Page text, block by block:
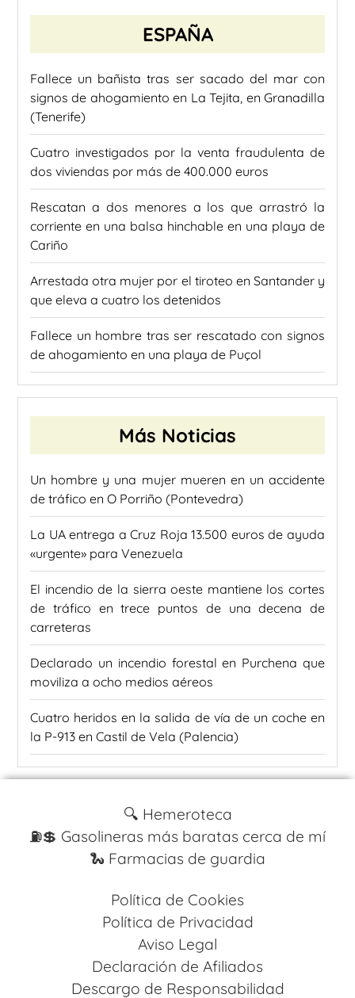
ESPAÑA
Fallece un bañista tras ser sacado del mar con
signos de ahogamiento en La Tejita, en Granadilla
(Tenerife)
Cuatro investigados por la venta fraudulenta de
dos viviendas por más de 400.000 euros
Rescatan a dos menores a los que arrastró la
corriente en una balsa hinchable en una playa de
Cariño
Arrestada otra mujer por el tiroteo en Santander y
que eleva a cuatro los detenidos
Fallece un hombre tras ser rescatado con signos
de ahogamiento en una playa de Puçol
Más Noticias
Un hombre y una mujer mueren en un accidente
de tráfico en O Porriño (Pontevedra)
La UA entrega a Cruz Roja 13.500 euros de ayuda
«urgente» para Venezuela
El incendio de la sierra oeste mantiene los cortes
de tráfico en trece puntos de una decena de
carreteras
Declarado un incendio forestal en Purchena que
moviliza a ocho medios aéreos
Cuatro heridos en la salida de vía de un coche en
la P-913 en Castil de Vela (Palencia)
🔍 Hemeroteca
⛽️💲 Gasolineras más baratas cerca de mí
🐍 Farmacias de guardia
Política de Cookies
Política de Privacidad
Aviso Legal
Declaración de Afiliados
Descargo de Responsabilidad